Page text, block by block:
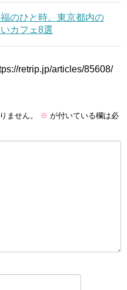
のひと時。東京都内の
カフェ8選
retrip.jp/articles/85608/
ません。 ※ が付いている欄は必